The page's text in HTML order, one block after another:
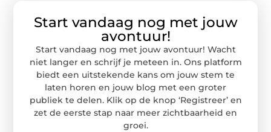
Start vandaag nog met jouw
avontuur!
Start vandaag nog met jouw avontuur! Wacht
niet langer en schrijf je meteen in. Ons platform
biedt een uitstekende kans om jouw stem te
laten horen en jouw blog met een groter
publiek te delen. Klik op de knop ‘Registreer’ en
zet de eerste stap naar meer zichtbaarheid en
groei.